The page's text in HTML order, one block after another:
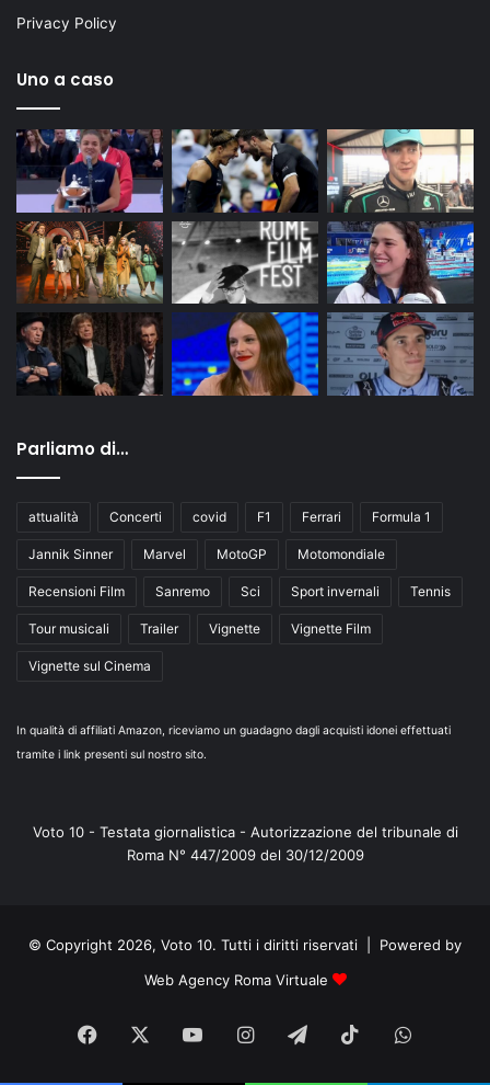
Privacy Policy
Uno a caso
Parliamo di…
attualità Concerti covid F1 Ferrari Formula 1
Jannik Sinner Marvel MotoGP Motomondiale
Recensioni Film Sanremo Sci Sport invernali Tennis
Tour musicali Trailer Vignette Vignette Film
Vignette sul Cinema
In qualità di affiliati Amazon, riceviamo un guadagno dagli acquisti idonei effettuati
tramite i link presenti sul nostro sito.
Voto 10 - Testata giornalistica - Autorizzazione del tribunale di
Roma N° 447/2009 del 30/12/2009
© Copyright 2026, Voto 10. Tutti i diritti riservati | Powered by
Web Agency Roma Virtuale
Facebook You Instagram
TelegramTikTok